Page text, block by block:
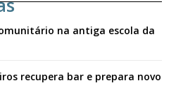
na antiga escola da
recupera bar e prepara novo